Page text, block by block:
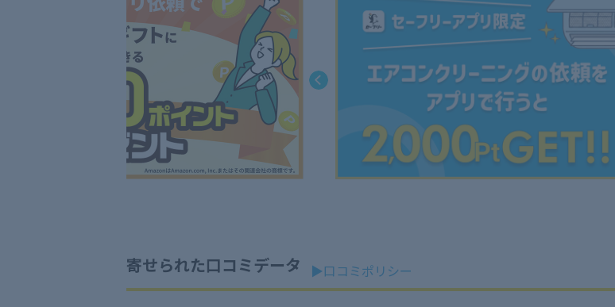
寄せられた口コミデータ ▶口コミポリシー